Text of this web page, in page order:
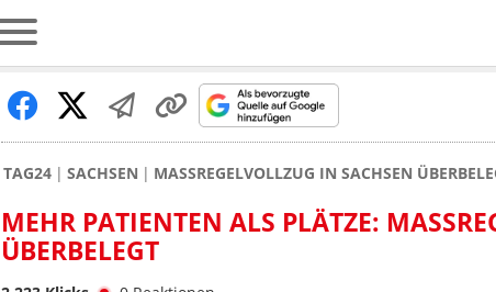
TAG24 SACHSEN MASSREGELVOLLZUG IN SACHSEN
MEHR PATIENTEN ALS PLÄTZE:
BERBELEGT